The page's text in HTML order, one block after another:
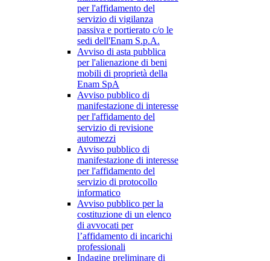
per l'affidamento del
servizio di vigilanza
passiva e portierato c/o le
sedi dell'Enam S.p.A.
Avviso di asta pubblica
per l'alienazione di beni
mobili di proprietà della
Enam SpA
Avviso pubblico di
manifestazione di interesse
per l'affidamento del
servizio di revisione
automezzi
Avviso pubblico di
manifestazione di interesse
per l'affidamento del
servizio di protocollo
informatico
Avviso pubblico per la
costituzione di un elenco
di avvocati per
l’affidamento di incarichi
professionali
Indagine preliminare di